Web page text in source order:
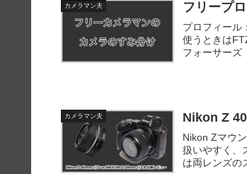
カメラマン夫 フリープ
プロフィール
使うときは
フォーサーズ
カメラマン夫 Nikon Z
Nikon Zマウ
扱いやすく、
は両レンズの